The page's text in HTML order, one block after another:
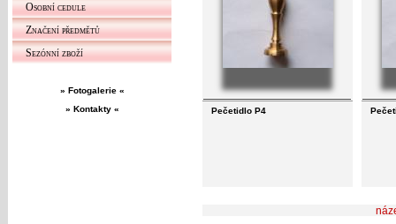
Osobní cedule
Značení předmětů
Sezónní zboží
» Fotogalerie «
» Kontakty «
Pečetidlo P4